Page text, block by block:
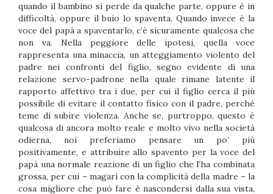
quando il bambino si perde da qualche parte, oppure è in
difficoltà, oppure il buio lo spaventa. Quando invece è la
voce del papà a spaventarlo, c’è sicuramente qualcosa che
non va. Nella peggiore delle ipotesi, quella voce
rappresenta una minaccia, un atteggiamento violento del
padre nei confronti del figlio, segno evidente di una
relazione servo-padrone nella quale rimane latente il
rapporto affettivo tra i due, per cui il figlio cerca il più
possibile di evitare il contatto fisico con il padre, perché
teme di subire violenza. Anche se, purtroppo, questo è
qualcosa di ancora molto reale e molto vivo nella società
odierna, noi preferiamo pensare un po’ più
positivamente, e attribuire allo spavento per la voce del
papà una normale reazione di un figlio che l’ha combinata
grossa, per cui – magari con la complicità della madre – la
cosa migliore che può fare è nascondersi dalla sua vista,